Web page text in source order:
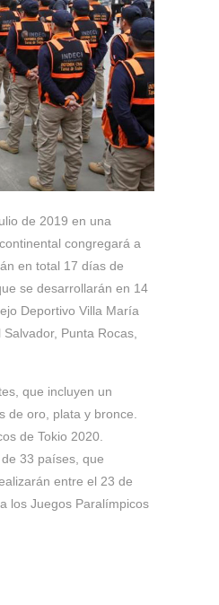
de 2019 en una
congregará a
en total 17 días de
se desarrollarán en 14
Deportivo Villa María
Punta Rocas,
que incluyen un
de oro, plata y bronce.
de Tokio 2020.
33 países, que
entre el 23 de
los Juegos Paralímpicos